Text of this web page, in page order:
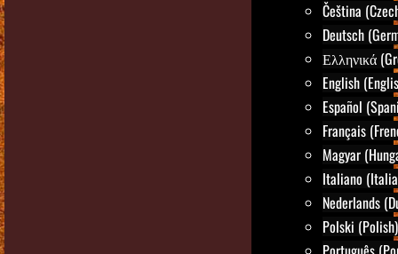
Čeština
Deutsch
Ελληνικά
English
Español
Français
Magyar
Italiano
Nederlands
Polski (Polish)